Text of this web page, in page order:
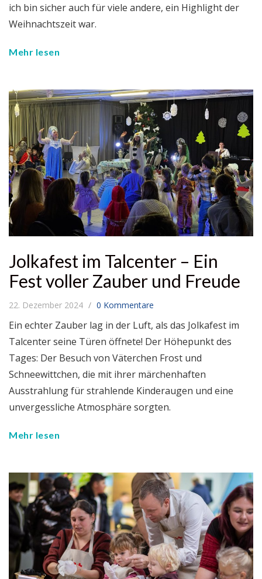
ich bin sicher auch für viele andere, ein Highlight der
Weihnachtszeit war.
Mehr lesen
Jolkafest im Talcenter – Ein
Fest voller Zauber und Freude
22. Dezember 2024 0 Kommentare
Ein echter Zauber lag in der Luft, als das Jolkafest im
Talcenter seine Türen öffnete! Der Höhepunkt des
Tages: Der Besuch von Väterchen Frost und
Schneewittchen, die mit ihrer märchenhaften
Ausstrahlung für strahlende Kinderaugen und eine
unvergessliche Atmosphäre sorgten.
Mehr lesen